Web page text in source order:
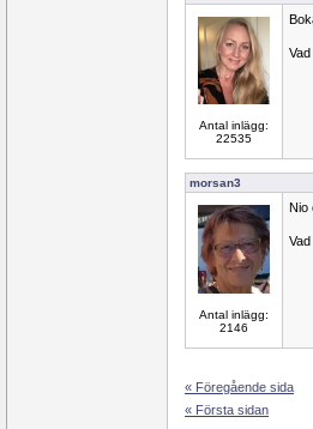
Antal inlägg:
22535
morsan3
Antal inlägg:
2146
Nio
« Föregående sida
« Första sidan